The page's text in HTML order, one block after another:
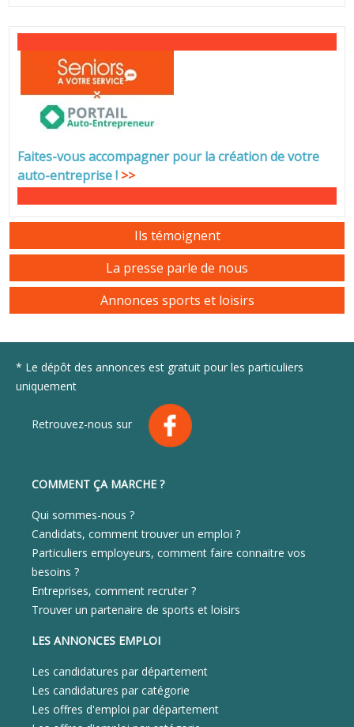
Faites-vous accompagner pour la création de votre
auto-entreprise! >>
Ils témoignent
La presse parle de nous
Annonces sports et loisirs
* Le dépôt des annonces est gratuit pour les particuliers
uniquement
Retrouvez-nous sur
COMMENT ÇA MARCHE ?
Qui sommes-nous ?
Candidats, comment trouver un emploi ?
Particuliers employeurs, comment faire connaitre vos
besoins ?
Entreprises, comment recruter ?
Trouver un partenaire de sports et loisirs
LES ANNONCES EMPLOI
Les candidatures par département
Les candidatures par catégorie
Les offres d'emploi par département